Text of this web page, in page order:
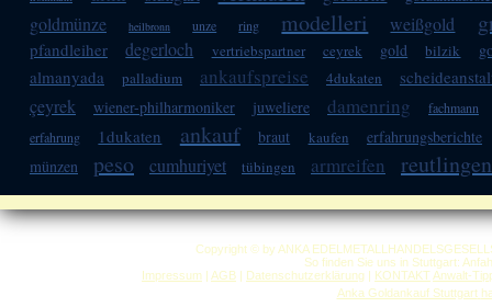
goldmünze heilbronn unze ring modelleri weißgold
pfandleiher degerloch vertriebspartner ceyrek gold bilzik
almanyada palladium ankaufspreise 4dukaten
çeyrek wiener-philharmoniker juweliere damenring
fachmann
erfahrung
1dukaten ankauf braut kaufen
erfahrungsberichte
münzen
peso cumhuriyet tübingen armreifen reutlingen
Copyright © by ANKA
So finden Sie uns in Stuttgart:
Impressum | AGB | Datenschutzerklärung | KONTAKT Anwalt-
Anka Goldankauf Stuttgart